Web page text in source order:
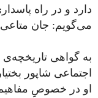
دارد و در راه
می‌گویم: جان
به گواهی
اجتماعی شاپور
او در خصوصِ